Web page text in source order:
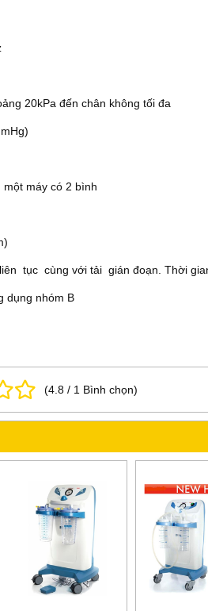
20kPa đến chân không tối đa
máy có 2 bình
tục cùng với tải gián đoạn. Thời
dụng nhóm B
(4.8 / 1 Bình chọn)